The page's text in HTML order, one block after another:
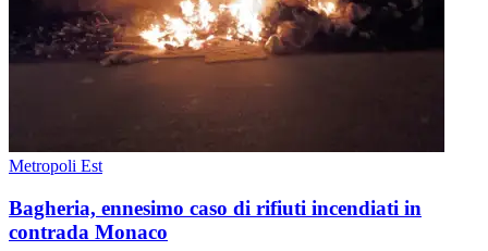
Metropoli Est
Bagheria, ennesimo caso di rifiuti incendiati in
contrada Monaco